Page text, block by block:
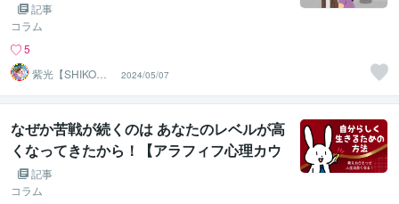
記事
コラム
5
紫光【SHIKO】
遠隔透視鑑定士
2024/05/07
なぜか苦戦が続くのは あなたのレベルが高
くなってきたから！【アラフィフ心理カウ
ンセラー「うさぴょん」のココナラ電話相
談】
記事
コラム